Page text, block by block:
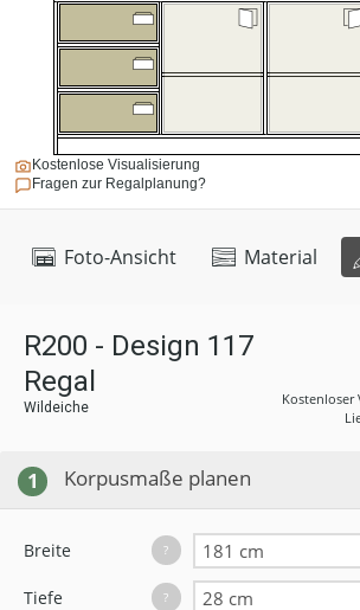
Foto-Ansicht Material
Kostenlose Visualisierung
Fragen zur Regalplanung?
R200 - Design 117
Regal
Wildeiche
Kostenloser
1 Korpusmaße planen
Breite ?
Tiefe ?